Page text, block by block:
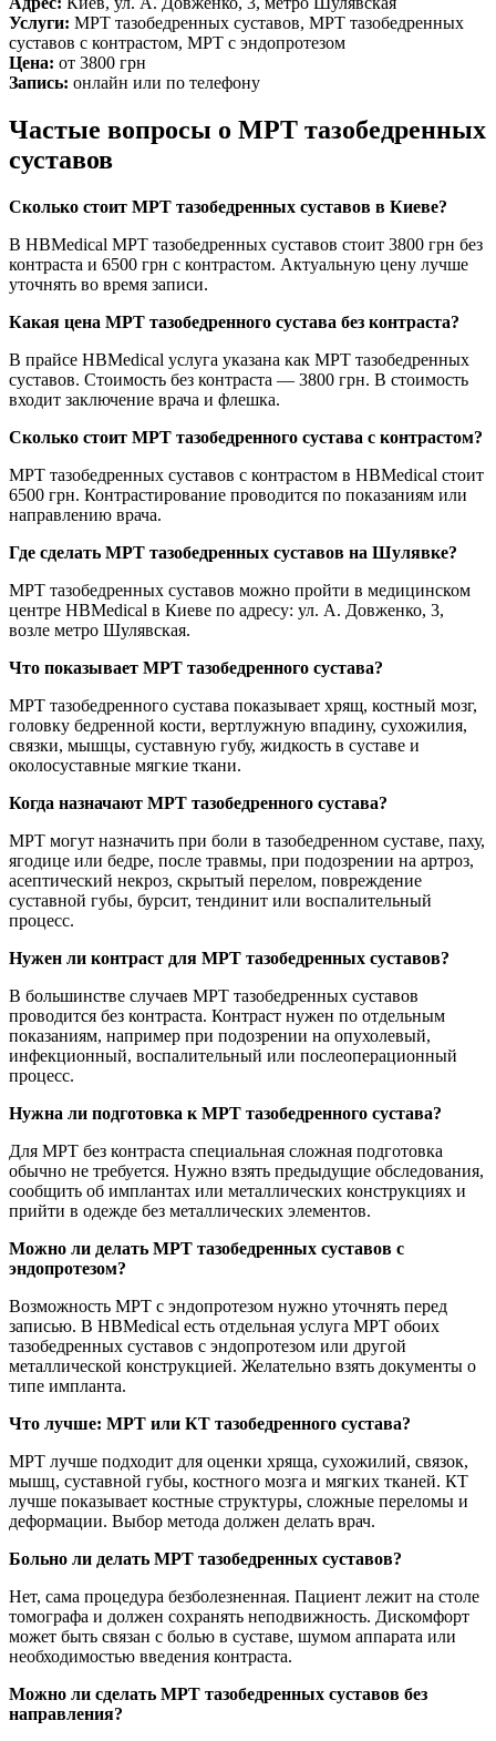
Услуги: МРТ тазобедренных суставов, МРТ тазобедренных
суставов с контрастом, МРТ с эндопротезом
Цена: от 3800 грн
Запись: онлайн или по телефону
Частые вопросы о МРТ тазобедренных
суставов
Сколько стоит МРТ тазобедренных суставов в Киеве?
В HBMedical МРТ тазобедренных суставов стоит 3800 грн без
контраста и 6500 грн с контрастом. Актуальную цену лучше
уточнять во время записи.
Какая цена МРТ тазобедренного сустава без контраста?
В прайсе HBMedical услуга указана как МРТ тазобедренных
суставов. Стоимость без контраста — 3800 грн. В стоимость
входит заключение врача и флешка.
Сколько стоит МРТ тазобедренного сустава с контрастом?
МРТ тазобедренных суставов с контрастом в HBMedical стоит
6500 грн. Контрастирование проводится по показаниям или
направлению врача.
Где сделать МРТ тазобедренных суставов на Шулявке?
МРТ тазобедренных суставов можно пройти в медицинском
центре HBMedical в Киеве по адресу: ул. А. Довженко, 3,
возле метро Шулявская.
Что показывает МРТ тазобедренного сустава?
МРТ тазобедренного сустава показывает хрящ, костный мозг,
головку бедренной кости, вертлужную впадину, сухожилия,
связки, мышцы, суставную губу, жидкость в суставе и
околосуставные мягкие ткани.
Когда назначают МРТ тазобедренного сустава?
МРТ могут назначить при боли в тазобедренном суставе, паху,
ягодице или бедре, после травмы, при подозрении на артроз,
асептический некроз, скрытый перелом, повреждение
суставной губы, бурсит, тендинит или воспалительный
процесс.
Нужен ли контраст для МРТ тазобедренных суставов?
В большинстве случаев МРТ тазобедренных суставов
проводится без контраста. Контраст нужен по отдельным
показаниям, например при подозрении на опухолевый,
инфекционный, воспалительный или послеоперационный
процесс.
Нужна ли подготовка к МРТ тазобедренного сустава?
Для МРТ без контраста специальная сложная подготовка
обычно не требуется. Нужно взять предыдущие обследования,
сообщить об имплантах или металлических конструкциях и
прийти в одежде без металлических элементов.
Можно ли делать МРТ тазобедренных суставов с
эндопротезом?
Возможность МРТ с эндопротезом нужно уточнять перед
записью. В HBMedical есть отдельная услуга МРТ обоих
тазобедренных суставов с эндопротезом или другой
металлической конструкцией. Желательно взять документы о
типе импланта.
Что лучше: МРТ или КТ тазобедренного сустава?
МРТ лучше подходит для оценки хряща, сухожилий, связок,
мышц, суставной губы, костного мозга и мягких тканей. КТ
лучше показывает костные структуры, сложные переломы и
деформации. Выбор метода должен делать врач.
Больно ли делать МРТ тазобедренных суставов?
Нет, сама процедура безболезненная. Пациент лежит на столе
томографа и должен сохранять неподвижность. Дискомфорт
может быть связан с болью в суставе, шумом аппарата или
необходимостью введения контраста.
Можно ли сделать МРТ тазобедренных суставов без
направления?